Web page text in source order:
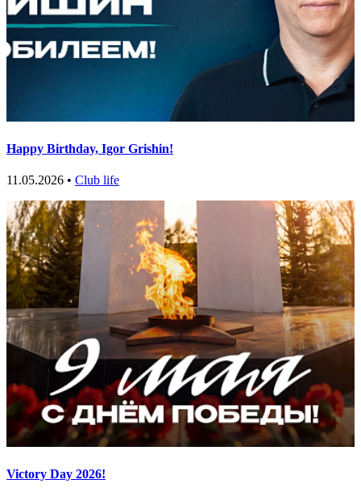
Happy Birthday, Igor Grishin!
11.05.2026 • Club life
Victory Day 2026!